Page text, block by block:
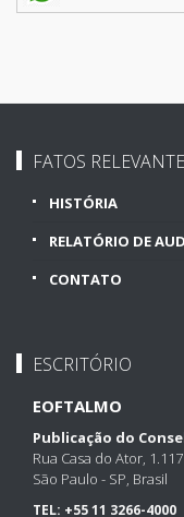
FATOS
HISTÓRIA
RELATÓRIO DE
CONTATO
ESCRITÓRIO
EOFTALMO
Publicação do
Rua Casa do Ator,
São Paulo - SP, Brasil
TEL: +55 11 3266-4000